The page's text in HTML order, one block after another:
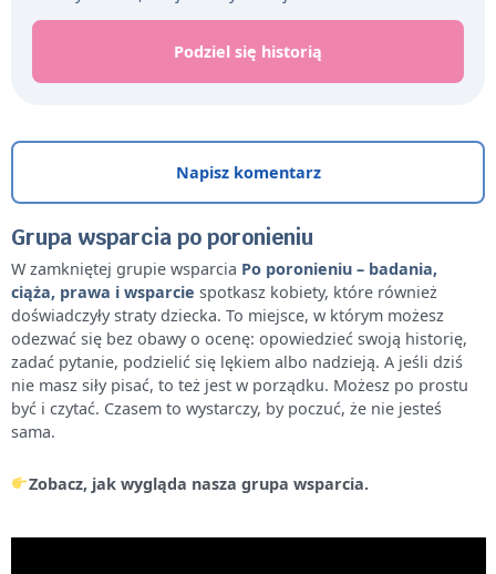
Podziel się historią
Napisz komentarz
Grupa wsparcia po poronieniu
W zamkniętej grupie wsparcia Po poronieniu – badania,
ciąża, prawa i wsparcie spotkasz kobiety, które również
doświadczyły straty dziecka. To miejsce, w którym możesz
odezwać się bez obawy o ocenę: opowiedzieć swoją historię,
zadać pytanie, podzielić się lękiem albo nadzieją. A jeśli dziś
nie masz siły pisać, to też jest w porządku. Możesz po prostu
być i czytać. Czasem to wystarczy, by poczuć, że nie jesteś
sama.
Zobacz, jak wygląda nasza grupa wsparcia.